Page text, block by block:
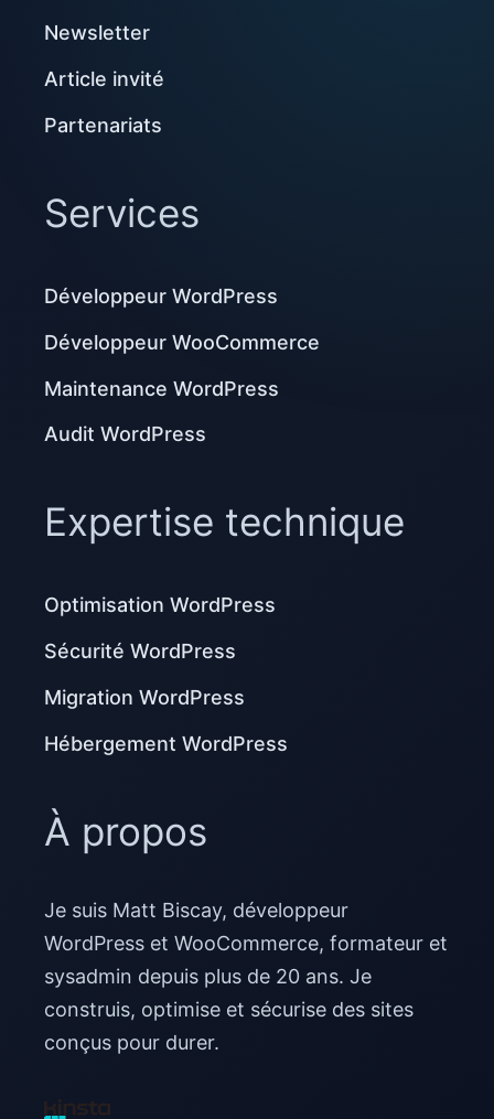
Newsletter
Article invité
Partenariats
Services
Développeur WordPress
Développeur WooCommerce
Maintenance WordPress
Audit WordPress
Expertise technique
Optimisation WordPress
Sécurité WordPress
Migration WordPress
Hébergement WordPress
À propos
Je suis Matt Biscay, développeur
WordPress et WooCommerce, formateur et
sysadmin depuis plus de 20 ans. Je
construis, optimise et sécurise des sites
conçus pour durer.